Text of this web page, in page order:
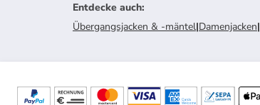
Entdecke auch:
Übergangsjacken & -mäntel|Damenjacken|